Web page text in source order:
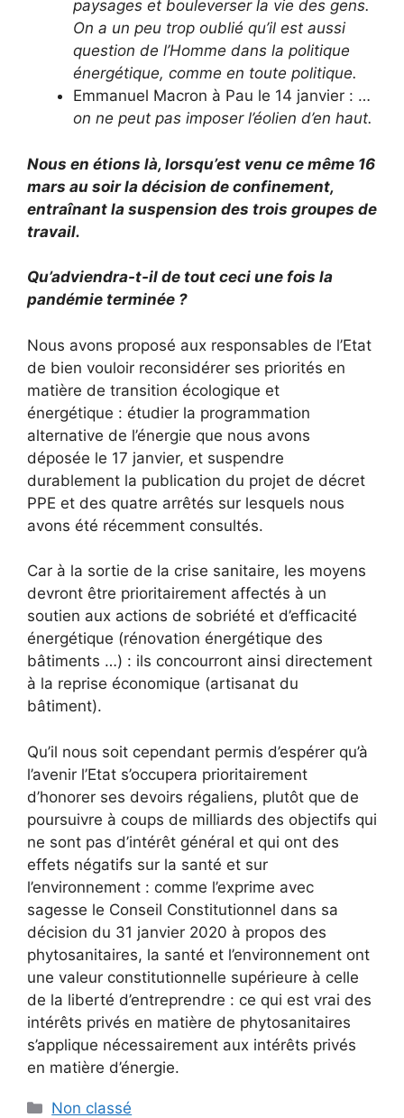
paysages et bouleverser la vie des gens.
On a un peu trop oublié qu’il est aussi
question de l’Homme dans la politique
énergétique, comme en toute politique.
Emmanuel Macron à Pau le 14 janvier : …
on ne peut pas imposer l’éolien d’en haut.
Nous en étions là, lorsqu’est venu ce même 16
mars au soir la décision de confinement,
entraînant la suspension des trois groupes de
travail.
Qu’adviendra-t-il de tout ceci une fois la
pandémie terminée ?
Nous avons proposé aux responsables de l’Etat
de bien vouloir reconsidérer ses priorités en
matière de transition écologique et
énergétique : étudier la programmation
alternative de l’énergie que nous avons
déposée le 17 janvier, et suspendre
durablement la publication du projet de décret
PPE et des quatre arrêtés sur lesquels nous
avons été récemment consultés.
Car à la sortie de la crise sanitaire, les moyens
devront être prioritairement affectés à un
soutien aux actions de sobriété et d’efficacité
énergétique (rénovation énergétique des
bâtiments …) : ils concourront ainsi directement
à la reprise économique (artisanat du
bâtiment).
Qu’il nous soit cependant permis d’espérer qu’à
l’avenir l’Etat s’occupera prioritairement
d’honorer ses devoirs régaliens, plutôt que de
poursuivre à coups de milliards des objectifs qui
ne sont pas d’intérêt général et qui ont des
effets négatifs sur la santé et sur
l’environnement : comme l’exprime avec
sagesse le Conseil Constitutionnel dans sa
décision du 31 janvier 2020 à propos des
phytosanitaires, la santé et l’environnement ont
une valeur constitutionnelle supérieure à celle
de la liberté d’entreprendre : ce qui est vrai des
intérêts privés en matière de phytosanitaires
s’applique nécessairement aux intérêts privés
en matière d’énergie.
Catégories
Non classé